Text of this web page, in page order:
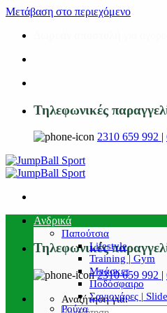
Μετάβαση στο περιεχόμενο
Τηλεφωνικές
2310 659 992 |
Τηλεφωνικές
2310 659 992 |
Αναζήτηση για:
Ανδρικά
Παπούτσια
Lifestyle
Training | Gym
Μπάσκετ
Ποδόσφαιρο
Σαγιονάρες |
Ρούχα